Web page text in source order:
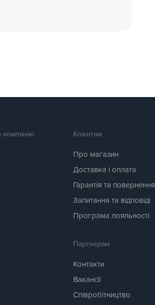
компанію Клієнтам
Про магазин
Доставка і оплата
Гарантія та повернення
Запитання та відповіді
Програма лояльності
Партнерам
Контакти
Вакансії
Співробітництво